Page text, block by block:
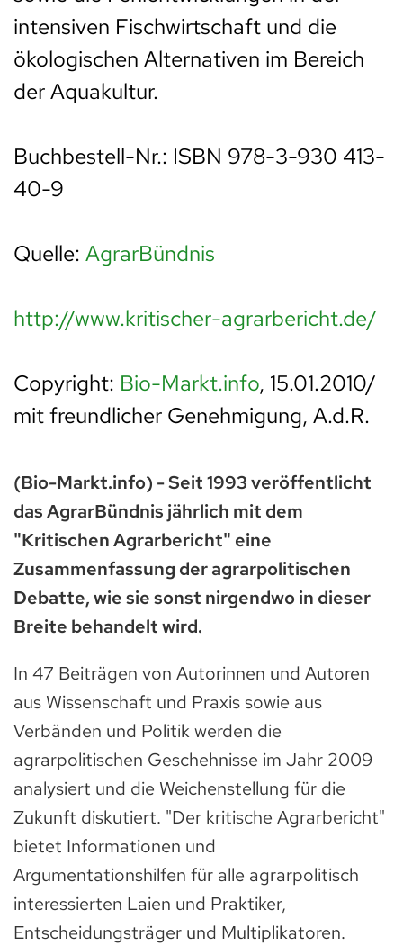
intensiven Fischwirtschaft und die
ökologischen Alternativen im Bereich
der Aquakultur.
Buchbestell-Nr.: ISBN 978-3-930 413-
40-9
Quelle: AgrarBündnis
http://www.kritischer-agrarbericht.de/
Copyright: Bio-Markt.info, 15.01.2010/
mit freundlicher Genehmigung, A.d.R.
(Bio-Markt.info) - Seit 1993 veröffentlicht
das AgrarBündnis jährlich mit dem
"Kritischen Agrarbericht" eine
Zusammenfassung der agrarpolitischen
Debatte, wie sie sonst nirgendwo in dieser
Breite behandelt wird.
In 47 Beiträgen von Autorinnen und Autoren
aus Wissenschaft und Praxis sowie aus
Verbänden und Politik werden die
agrarpolitischen Geschehnisse im Jahr 2009
analysiert und die Weichenstellung für die
Zukunft diskutiert. "Der kritische Agrarbericht"
bietet Informationen und
Argumentationshilfen für alle agrarpolitisch
interessierten Laien und Praktiker,
Entscheidungsträger und Multiplikatoren.